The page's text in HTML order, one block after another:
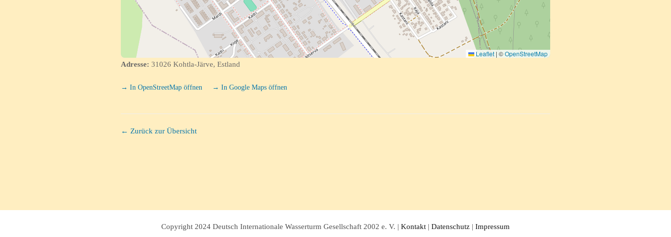
Leaflet | ©OpenStreetMap
Adresse: 31026 Kohtla-Järve, Estland
→ In OpenStreetMap öffnen → In Google Maps öffnen
← Zurück zur Übersicht
Copyright 2024 Deutsch Internationale Wasserturm Gesellschaft 2002 e. V. | Kontakt | Datenschutz | Impressum